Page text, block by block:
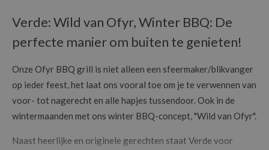
Verde: Wild van Ofyr, Winter BBQ: De
perfecte manier om buiten te genieten!
Onze Ofyr BBQ grill is niet alleen een sfeermaker/blikvanger
op ieder feest, het laat ons vooral toe om je te verwennen van
voor- tot nagerecht en alle hapjes tussendoor. Ook in de
wintermaanden met ons winter BBQ-concept, "Wild van Ofyr".
Naast heerlijke en originele gerechten staat Verde voor